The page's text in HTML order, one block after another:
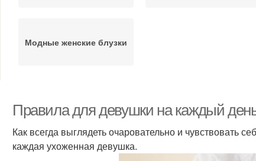
Модные женские блузки
Правила для девушки на каждый
Как всегда выглядеть очаровательно и чувствовать
каждая ухоженная девушка.